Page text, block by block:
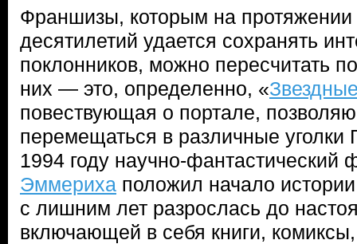
Франшизы, которым на протяжении
десятилетий удается сохранять
поклонников, можно пересчитать
них — это, определенно, «
повествующая о портале,
перемещаться в различные уголки
1994 году научно-
Эммериха положил начало
с лишним лет разрослась до
включающей в себя книги,